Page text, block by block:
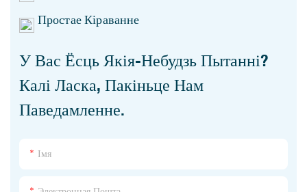
Простае Кіраванне
У Вас Ёсць Якія-Небудзь Пытанні?
Калі Ласка, Пакіньце Нам
Паведамленне.
Імя